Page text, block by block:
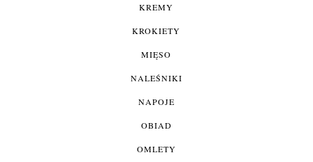
KREMY
KROKIETY
MIĘSO
NALEŚNIKI
NAPOJE
OBIAD
OMLETY